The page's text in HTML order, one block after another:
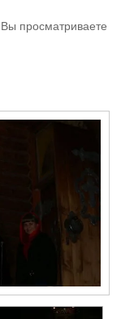
. Вы просматриваете